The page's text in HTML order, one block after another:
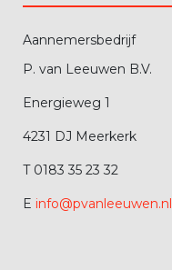
Aannemersbedrijf
P. van Leeuwen B.V.
Energieweg 1
4231 DJ Meerkerk
T 0183 35 23 32
E info@pvanleeuwen.nl